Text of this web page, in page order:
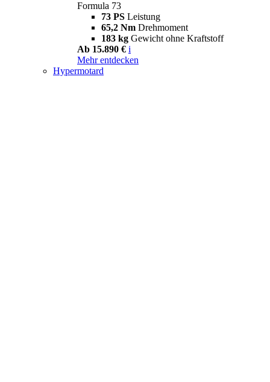
Formula 73
73 PS Leistung
65,2 Nm Drehmoment
183 kg Gewicht ohne Kraftstoff
Ab 15.890 € i
Mehr entdecken
Hypermotard